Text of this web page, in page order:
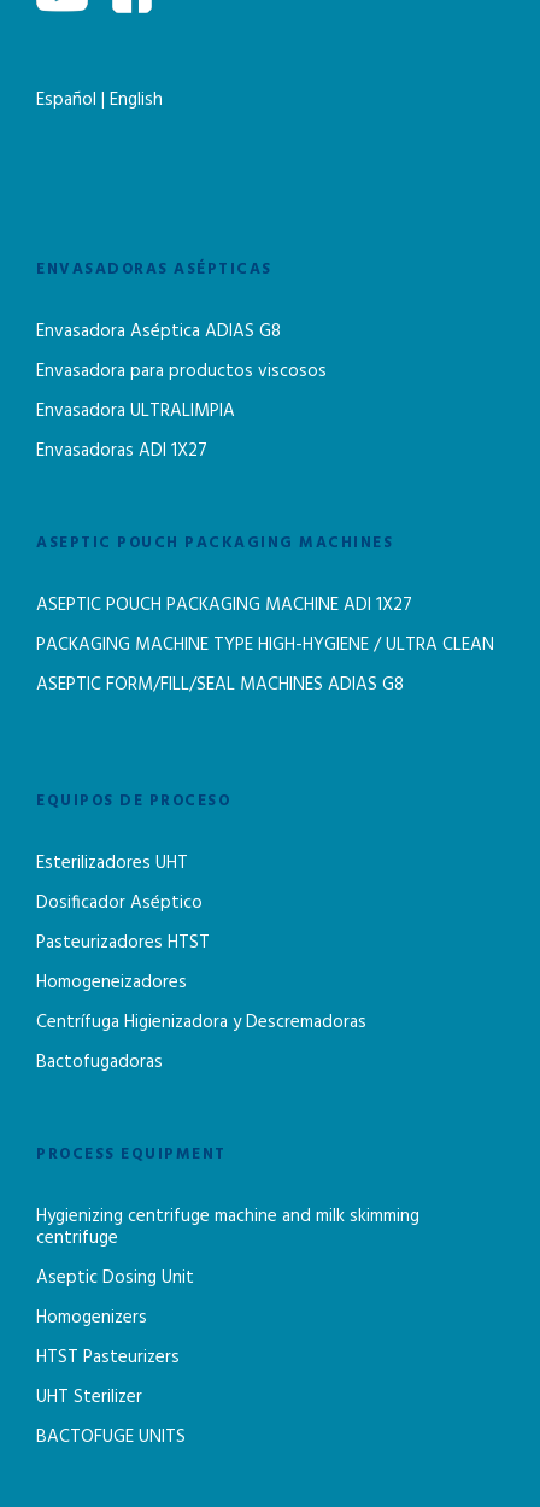
Español | English
ENVASADORAS ASÉPTICAS
Envasadora Aséptica ADIAS G8
Envasadora para productos viscosos
Envasadora ULTRALIMPIA
Envasadoras ADI 1X27
ASEPTIC POUCH PACKAGING MACHINES
ASEPTIC POUCH PACKAGING MACHINE ADI 1X27
PACKAGING MACHINE TYPE HIGH-HYGIENE / ULTRA CLEAN
ASEPTIC FORM/FILL/SEAL MACHINES ADIAS G8
EQUIPOS DE PROCESO
Esterilizadores UHT
Dosificador Aséptico
Pasteurizadores HTST
Homogeneizadores
Centrífuga Higienizadora y Descremadoras
Bactofugadoras
PROCESS EQUIPMENT
Hygienizing centrifuge machine and milk skimming
centrifuge
Aseptic Dosing Unit
Homogenizers
HTST Pasteurizers
UHT Sterilizer
BACTOFUGE UNITS